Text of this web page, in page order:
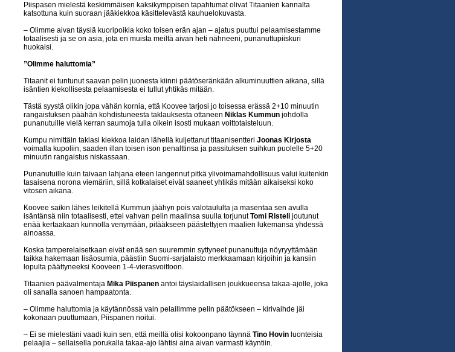
Piispasen mielestä keskimmäisen kaksikymppisen tapahtumat olivat Titaanien kannalta
katsottuna kuin suoraan jääkiekkoa käsittelevästä kauhuelokuvasta.
– Olimme aivan täysiä kuoripoikia koko toisen erän ajan – ajatus puuttui pelaamisestamme
totaalisesti ja se on asia, jota en muista meiltä aivan heti nähneeni, punanuttupiiskuri
huokaisi.
”Olimme haluttomia”
Titaanit ei tuntunut saavan pelin juonesta kiinni päätöseränkään alkuminuuttien aikana, sillä
isäntien kiekollisesta pelaamisesta ei tullut yhtikäs mitään.
Tästä syystä olikin jopa vähän kornia, että Koovee tarjosi jo toisessa erässä 2+10 minuutin
rangaistuksen päähän kohdistuneesta taklauksesta ottaneen Niklas Kummun johdolla
punanutuille vielä kerran saumoja tulla oikein isosti mukaan voittotaisteluun.
Kumpu nimittäin taklasi kiekkoa laidan lähellä kuljettanut titaanisentteri Joonas Kirjosta
voimalla kupoliin, saaden illan toisen ison penalttinsa ja passituksen suihkun puolelle 5+20
minuutin rangaistus niskassaan.
Punanutuille kuin taivaan lahjana eteen langennut pitkä ylivoimamahdollisuus valui kuitenkin
tasaisena norona viemäriin, sillä kotkalaiset eivät saaneet yhtikäs mitään aikaiseksi koko
vitosen aikana.
Koovee saikin lähes leikitellä Kummun jäähyn pois valotaululta ja masentaa sen avulla
isäntänsä niin totaalisesti, ettei vahvan pelin maalinsa suulla torjunutTomi Risteli joutunut
enää kertaakaan kunnolla venymään, pitääkseen päästettyjen maalien lukemansa yhdessä
ainoassa.
Koska tamperelaisetkaan eivät enää sen suuremmin syttyneet punanuttuja nöyryyttämään
taikka hakemaan lisäosumia, päästiin Suomi-sarjataisto merkkaamaan kirjoihin ja kansiin
lopulta päättyneeksi Kooveen 1-4-vierasvoittoon.
Titaanien päävalmentaja Mika Piispanen antoi täyslaidallisen joukkueensa takaa-ajolle, joka
oli sanalla sanoen hampaatonta.
– Olimme haluttomia ja käytännössä vain pelailimme pelin päätökseen – kirivaihde jäi
kokonaan puuttumaan, Piispanen noitui.
– Ei se mielestäni vaadi kuin sen, että meillä olisi kokoonpano täynnä Tino Hovin luonteisia
pelaajia – sellaisella porukalla takaa-ajo lähtisi aina aivan varmasti käyntiin.